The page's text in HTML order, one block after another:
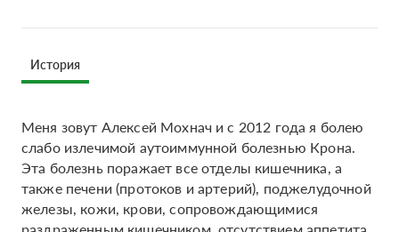
История
Меня зовут Алексей Мохнач и с 2012 года я болею
слабо излечимой аутоиммунной болезнью Крона.
Эта болезнь поражает все отделы кишечника, а
также печени (протоков и артерий), поджелудочной
железы, кожи, крови, сопровождающимися